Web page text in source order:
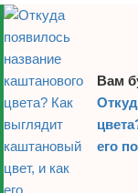
Отдых на
Аренда
Документы и
Билеты
Вам
его